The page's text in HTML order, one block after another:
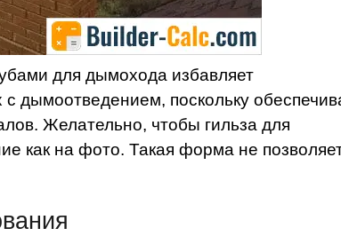
для дымохода избавляет
дымоотведением, поскольку
Желательно, чтобы гильза для
как на фото. Такая форма не